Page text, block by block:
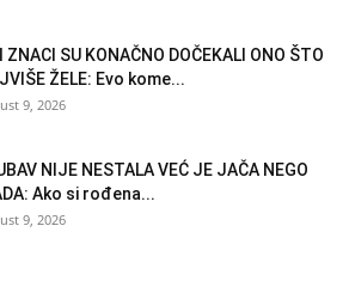
ZNACI SU KONAČNO DOČEKALI ONO ŠTO
ŽELE: Evo kome...
9, 2026
NIJE NESTALA VEĆ JE JAČA NEGO
Ako si rođena...
9, 2026